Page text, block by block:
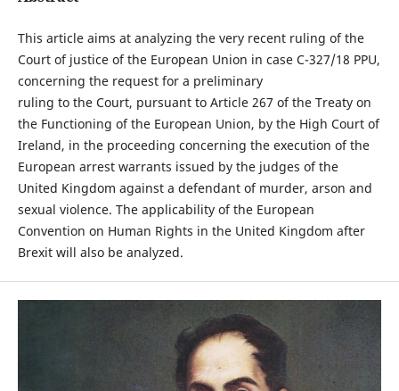
This article aims at analyzing the very recent ruling of the
Court of justice of the European Union in case C-327/18 PPU,
concerning the request for a preliminary
ruling to the Court, pursuant to Article 267 of the Treaty on
the Functioning of the European Union, by the High Court of
Ireland, in the proceeding concerning the execution of the
European arrest warrants issued by the judges of the
United Kingdom against a defendant of murder, arson and
sexual violence. The applicability of the European
Convention on Human Rights in the United Kingdom after
Brexit will also be analyzed.